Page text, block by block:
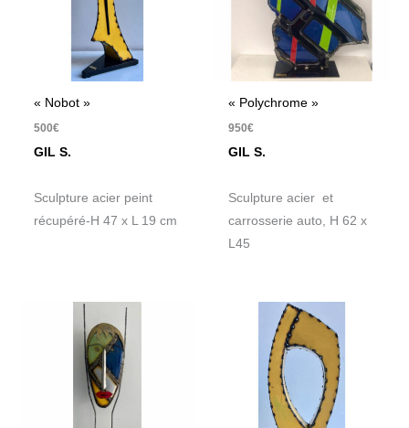
« Nobot »
500€
GIL S.
Sculpture acier peint
récupéré-H 47 x L 19 cm
« Polychrome »
950€
GIL S.
Sculpture acier et
carrosserie auto, H 62 x
L45